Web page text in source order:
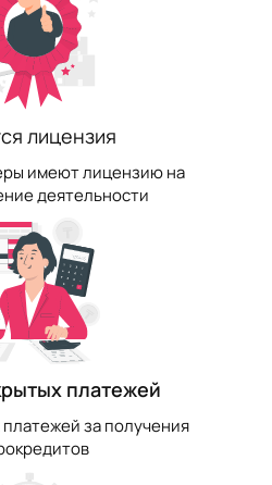
лицензия
имеют лицензию на
деятельности
платежей
за получения